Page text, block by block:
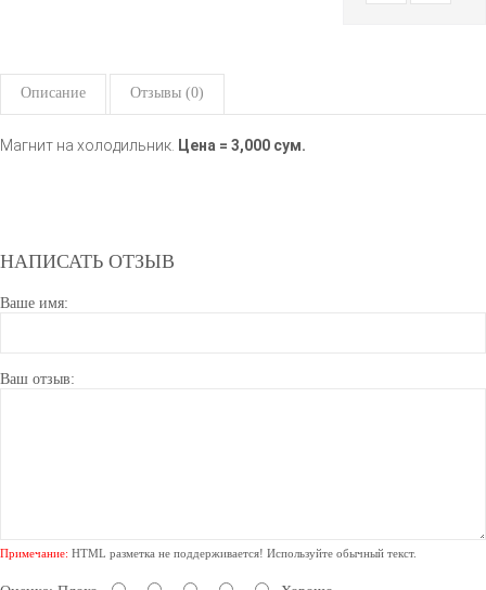
Описание Отзывы (0)
Магнит на холодильник. Цена = 3,000 сум.
НАПИСАТЬ ОТЗЫВ
Ваше имя:
Ваш отзыв:
Примечание: HTML разметка не поддерживается! Используйте обычный текст.